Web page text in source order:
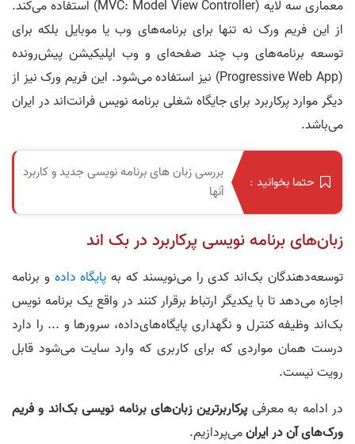
معماری سه لایه (MVC: Model View Controller) استفاده می‌کند.
از این فریم ورک نه تنها برای برنامه‌های وب یا موبایل بلکه برای
توسعه برنامه‌های وب چند صفحه‌ای و وب اپلیکیشن پیش‌رونده
(Progressive Web App) نیز استفاده می‌شود. این فریم ورک نیز از
دیگر موارد پرکاربرد برای جایگاه شغلی برنامه نویس فرانت‌اند در ایران
می‌باشد.
حتما بخوانید :
بررسی زبان های برنامه نویسی جدید و کاربرد
آنها
زبان‌های برنامه‌ نویسی پرکاربرد در بک اند
توسعه‌دهندگان بک‌اند کدی را می‌نویسند که به پایگاه داده و برنامه
اجازه می‌دهد تا با یکدیگر ارتباط برقرار کنند در واقع یک برنامه‌ نویس
بک‌اند وظیفه کنترل و نگهداری پایگاه‌های‌داده، سرورها و ... را دارد
درست همان مواردی که برای کاربری که وارد سایت می‌شود قابل
رویت نیست.
در ادامه به معرفی پرکاربرترین زبان‌های برنامه‌ نویسی بک‌اند و فریم
ورک‌های آن در ایرانمی‌پردازیم.